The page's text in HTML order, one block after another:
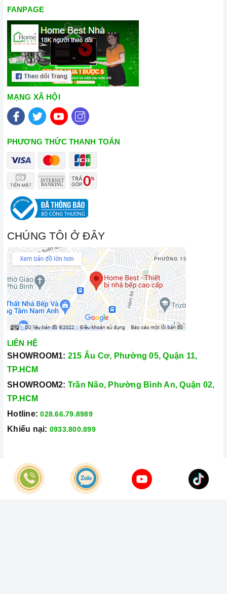
FANPAGE
MẠNG XÃ HỘI
PHƯƠNG THỨC THANH TOÁN
CHÚNG TÔI Ở ĐÂY
LIÊN HỆ
SHOWROOM1: 215 Âu Cơ, Phường 05, Quận 11,
TP.HCM
SHOWROOM2: Trần Não, Phường Bình An, Quận 02,
TP.HCM
Hotline: 028.66.79.8989
Khiếu nại: 0933.800.899
© Bản quyền thuộc vềCông Ty TNHH Home Best Việt Nam
Cung cấp bởi
Sapo